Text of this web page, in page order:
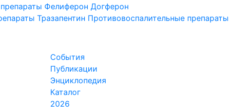
Фелиферон Догферон
Тразапентин Противовоспалительные препараты
События
Публикации
Энциклопедия
Каталог
2026